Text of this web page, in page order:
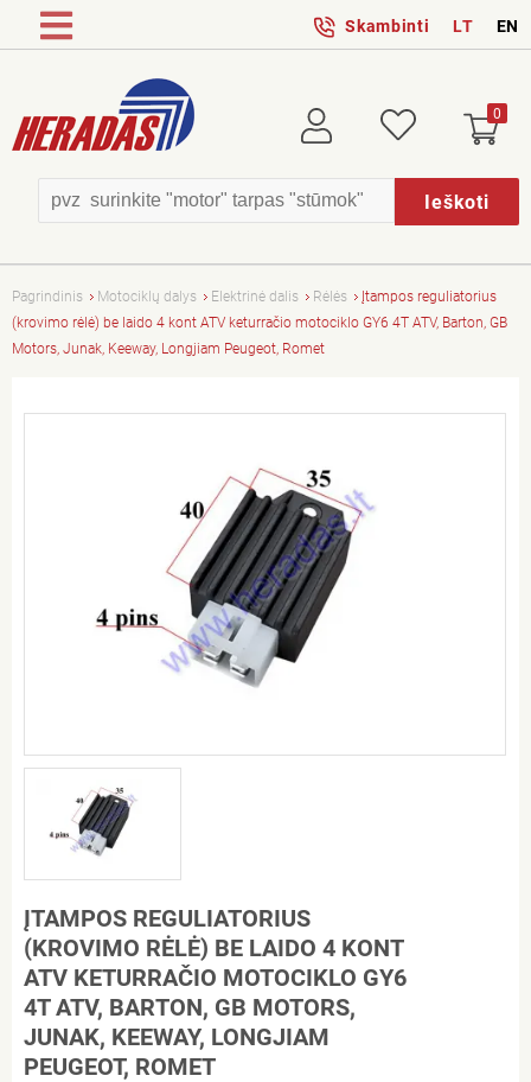
Skambinti LT EN
Ieškoti
Prisijungti Patikusios 0
Pagrindinis Motociklų dalys Elektrinė dalis Rėlės
Įtampos reguliatorius
(krovimo rėlė) be laido 4 kont ATV keturračio motociklo GY6 4T ATV, Barton, GB
Motors, Junak, Keeway, Longjiam Peugeot, Romet
ĮTAMPOS REGULIATORIUS
(KROVIMO RĖLĖ) BE LAIDO 4 KONT
ATV KETURRAČIO MOTOCIKLO GY6
4T ATV, BARTON, GB MOTORS,
JUNAK, KEEWAY, LONGJIAM
PEUGEOT, ROMET